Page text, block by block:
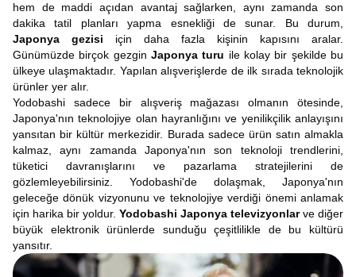
hem de maddi açıdan avantaj sağlarken, aynı zamanda son
dakika tatil planları yapma esnekliği de sunar. Bu durum,
Japonya gezisi için daha fazla kişinin kapısını aralar.
Günümüzde birçok gezgin Japonya turu ile kolay bir şekilde bu
ülkeye ulaşmaktadır. Yapılan alışverişlerde de ilk sırada teknolojik
ürünler yer alır.
Yodobashi sadece bir alışveriş mağazası olmanın ötesinde,
Japonya'nın teknolojiye olan hayranlığını ve yenilikçilik anlayışını
yansıtan bir kültür merkezidir. Burada sadece ürün satın almakla
kalmaz, aynı zamanda Japonya'nın son teknoloji trendlerini,
tüketici davranışlarını ve pazarlama stratejilerini de
gözlemleyebilirsiniz. Yodobashi'de dolaşmak, Japonya'nın
geleceğe dönük vizyonunu ve teknolojiye verdiği önemi anlamak
için harika bir yoldur. Yodobashi Japonya televizyonlarve diğer
büyük elektronik ürünlerde sunduğu çeşitlilikle de bu kültürü
yansıtır.